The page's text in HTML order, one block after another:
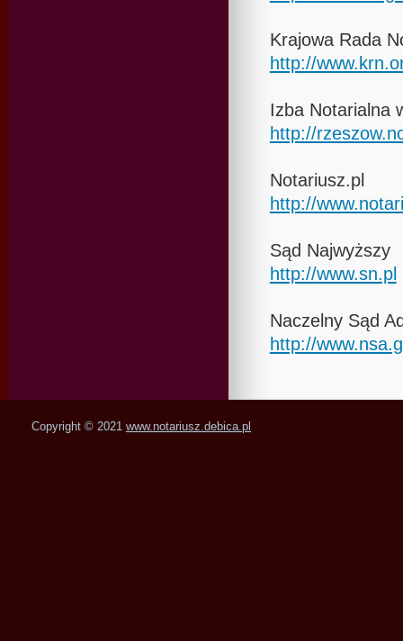
Krajowa Rada
http://
Izba Notarialna
http://
Notariusz.pl
http://
Sąd Najwyższy
http://www.sn.pl
Naczelny Sąd
http://
Copyright © 2021 www.notariusz.debica.pl